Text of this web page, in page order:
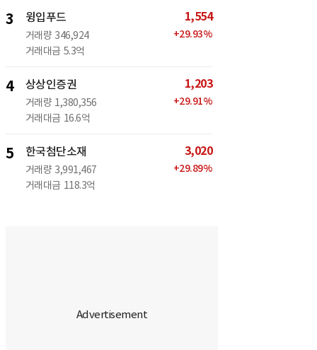
3 윙입푸드
거래량 346,924
거래대금 5.3억
1,554
+29.93%
4 상상인증권
거래량 1,380,356
거래대금 16.6억
1,203
+29.91%
5 한국첨단소재
거래량 3,991,467
거래대금 118.3억
3,020
+29.89%